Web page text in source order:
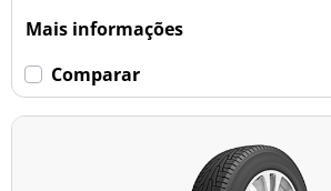
Mais informações
Comparar